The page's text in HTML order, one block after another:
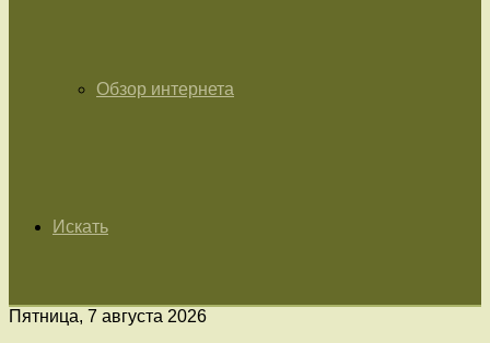
Обзор интернета
Искать
Пятница, 7 августа 2026